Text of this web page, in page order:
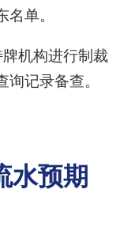
单。
机构进行制裁
记录备查。
水预期